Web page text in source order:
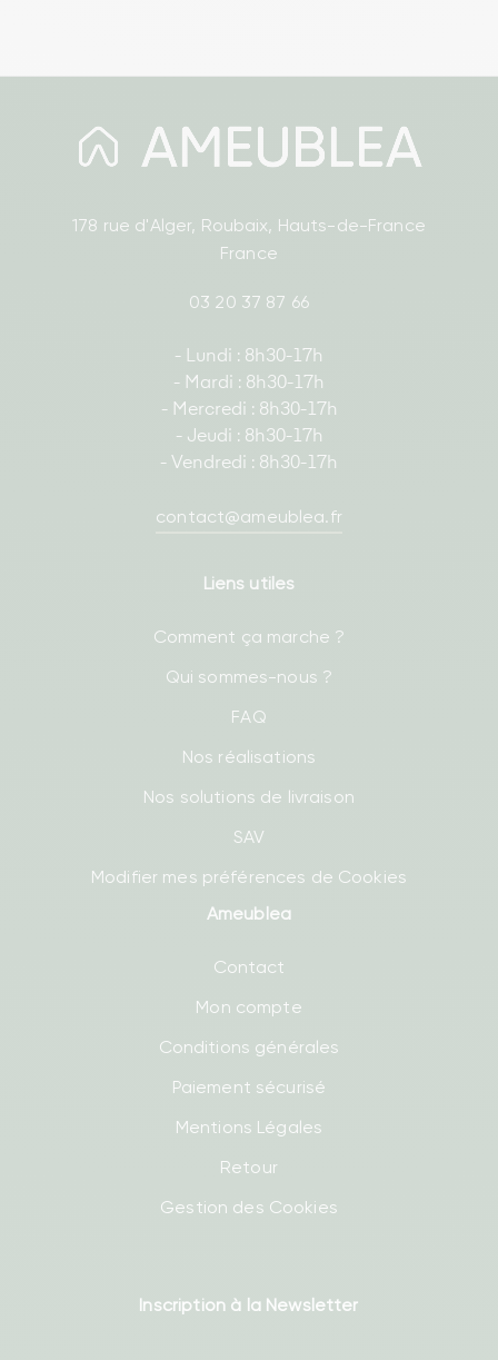
178 rue d'Alger, Roubaix, Hauts-de-France
France
03 20 37 87 66
- Lundi : 8h30-17h
- Mardi : 8h30-17h
- Mercredi : 8h30-17h
- Jeudi : 8h30-17h
- Vendredi : 8h30-17h
contact@ameublea.fr
Liens utiles
Comment ça marche ?
Qui sommes-nous ?
FAQ
Nos réalisations
Nos solutions de livraison
SAV
Modifier mes préférences de Cookies
Ameublea
Contact
Mon compte
Conditions générales
Paiement sécurisé
Mentions Légales
Retour
Gestion des Cookies
Inscription à la Newsletter